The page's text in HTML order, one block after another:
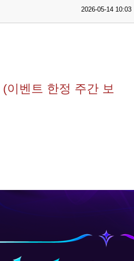
2026-05-14 10:03
이벤트 한정 주간 보